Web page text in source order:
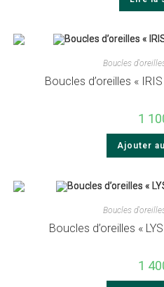
Boucles
Boucles d’oreilles «
1
Ajouter
Boucles
Boucles d’oreilles «
1